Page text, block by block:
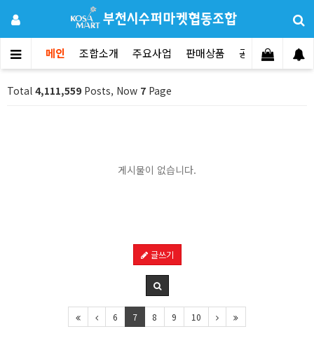
메인 조합소개 주요사업 판매상품 공지사항 문
Total 4,111,559 Posts, Now 7 Page
게시물이 없습니다.
글쓰기
6 7 8 9 10